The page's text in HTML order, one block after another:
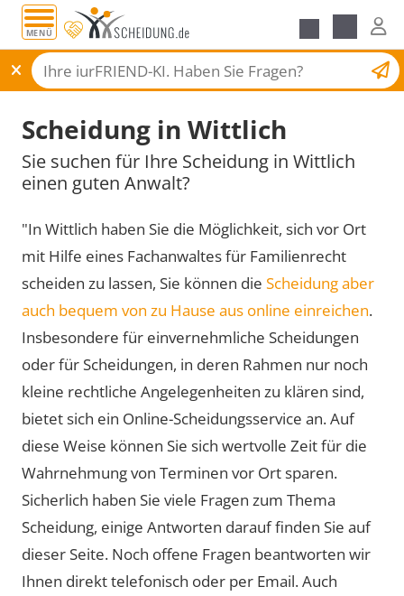
MENÜ
Scheidungsantrag
Scheidung in Wittlich
Sie suchen für Ihre Scheidung in Wittlich
einen guten Anwalt?
"In Wittlich haben Sie die Möglichkeit, sich vor Ort
mit Hilfe eines Fachanwaltes für Familienrecht
scheiden zu lassen, Sie können die Scheidung aber
auch bequem von zu Hause aus online einreichen.
Insbesondere für einvernehmliche Scheidungen
oder für Scheidungen, in deren Rahmen nur noch
kleine rechtliche Angelegenheiten zu klären sind,
bietet sich ein Online-Scheidungsservice an. Auf
diese Weise können Sie sich wertvolle Zeit für die
Wahrnehmung von Terminen vor Ort sparen.
Sicherlich haben Sie viele Fragen zum Thema
Scheidung, einige Antworten darauf finden Sie auf
dieser Seite. Noch offene Fragen beantworten wir
Ihnen direkt telefonisch oder per Email. Auch